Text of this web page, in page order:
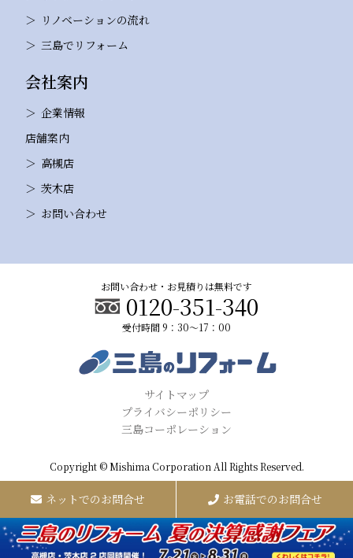
リノベーションの流れ
三島でリフォーム
会社案内
企業情報
店舗案内
高槻店
茨木店
お問い合わせ
お問い合わせ・お見積りは無料です
0120-351-340
受付時間 9：30～17：00
サイトマップ
プライバシーポリシー
三島コーポレーション
Copyright © Mishima Corporation All Rights Reserved.
ネットでのお問合せ お電話でのお問合せ